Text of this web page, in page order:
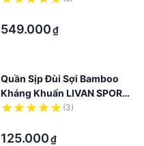
549.000₫
Quần Sịp Đùi Sợi Bamboo
Kháng Khuẩn LIVAN SPORT
Màu Xanh Than
(3)
125.000₫